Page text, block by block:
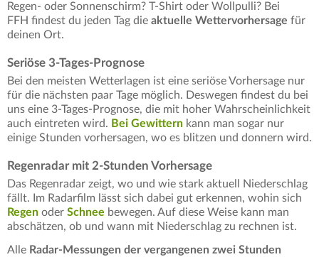
Regen- oder Sonnenschirm? T-Shirt oder Wollpulli? Bei
FFH findest du jeden Tag die aktuelle Wettervorhersage für
deinen Ort.
Seriöse 3-Tages-Prognose
Bei den meisten Wetterlagen ist eine seriöse Vorhersage nur
für die nächsten paar Tage möglich. Deswegen findest du bei
uns eine 3-Tages-Prognose, die mit hoher Wahrscheinlichkeit
auch eintreten wird. Bei Gewittern kann man sogar nur
einige Stunden vorhersagen, wo es blitzen und donnern wird.
Regenradar mit 2-Stunden Vorhersage
Das Regenradar zeigt, wo und wie stark aktuell Niederschlag
fällt. Im Radarfilm lässt sich dabei gut erkennen, wohin sich
Regen oder Schnee bewegen. Auf diese Weise kann man
abschätzen, ob und wann mit Niederschlag zu rechnen ist.
Alle Radar-Messungen der vergangenen zwei Stunden